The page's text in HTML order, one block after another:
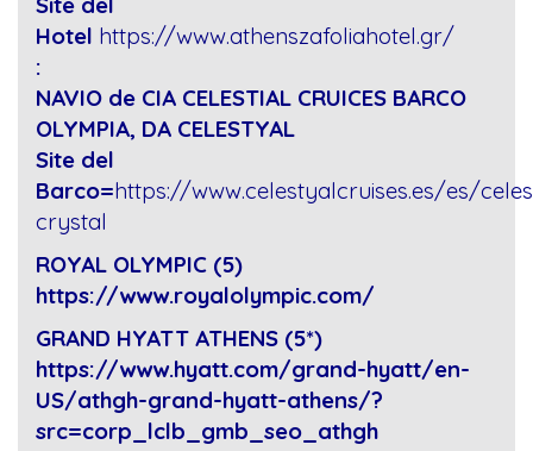
Hotel https://www.athenszafoliahotel.gr/
:
NAVIO de CIA CELESTIAL CRUICES BARCO
OLYMPIA, DA CELESTYAL
Site del
Barco=https://www.celestyalcruises.es/es/
crystal
ROYAL OLYMPIC (5)
https://www.royalolympic.com/
GRAND HYATT ATHENS (5*)
https://www.hyatt.com/grand-hyatt/en-
US/athgh-grand-hyatt-athens/?
src=corp_lclb_gmb_seo_athgh